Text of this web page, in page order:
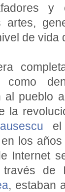
y
artes,
de vida
al pueblo
la
el
los
Internet
de
, estaban